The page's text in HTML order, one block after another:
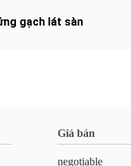
gạch lát sàn
Giá bán
negotiable